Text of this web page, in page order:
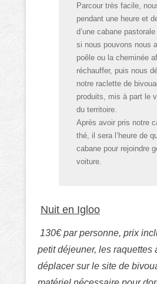
Parcour très facile,
pendant une heure et
d’une cabane
si nous pouvons nous
poêle ou la cheminée
réchauffer, puis nous
notre raclette de
produits, mis à part le
du territoire.
Après avoir pris notre
thé, il sera l’heure de
cabane pour rejoindre
voiture.
Nuit en Igloo
130€ par personne, prix
petit déjeuner, les raquettes
déplacer sur le site de